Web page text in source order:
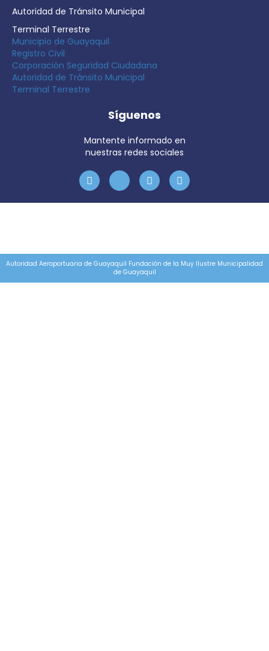
Autoridad de Tránsito Municipal
Terminal Terrestre
Municipio de Guayaquil
Registro Civil
Corporación Seguridad Ciudadana
Autoridad de Tránsito Municipal
Terminal Terrestre
Síguenos
Mantente informado en
nuestras redes sociales
Autoridad Aeroportuaria de Guayaquil Fundación de la Muy Ilustre Municipalidad
de Guayaquil